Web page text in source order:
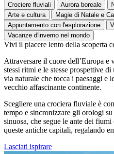
Crociere fluviali Aurora boreale
Arte e cultura
Magie di Natale e
Appuntamento con l'esplorazione
Vacanze d'inverno nel mondo
Vivi il piacere lento della scoperta
Attraversare il cuore dell’Europa e
stessi ritmi e le stesse prospettive
via naturale che tocca i paesaggi e
vecchio affascinante continente.
Scegliere una crociera fluviale è
tempo e sincronizzare gli orologi
sinuosa, che segue le ante dei
queste antiche capitali, regalando
Lasciati ispirare